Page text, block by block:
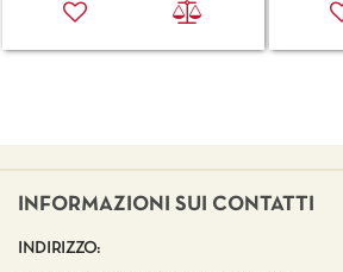
INFORMAZIONI SUI CONTATTI
INDIRIZZO: